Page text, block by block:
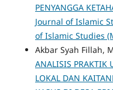
PENYANGGA
Journal of Islamic
of Islamic Studies
Akbar Syah Fillah,
ANALISIS PRAKTIK
LOKAL DAN